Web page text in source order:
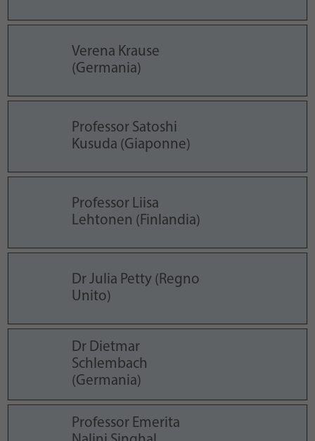
Verena Krause
(Germania)
Professor Satoshi
Kusuda (Giaponne)
Professor Liisa
Lehtonen (Finlandia)
Dr Julia Petty (Regno
Unito)
Dr Dietmar
Schlembach
(Germania)
Professor Emerita